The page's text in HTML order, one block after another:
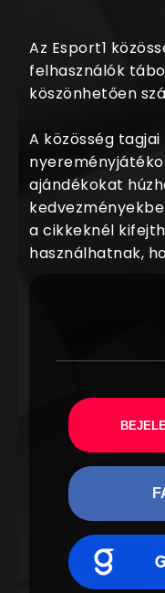
Az Esport1
felhasználók
köszönhetően
A közösség
ajándékokat
a cikkeknél
használhatnak,